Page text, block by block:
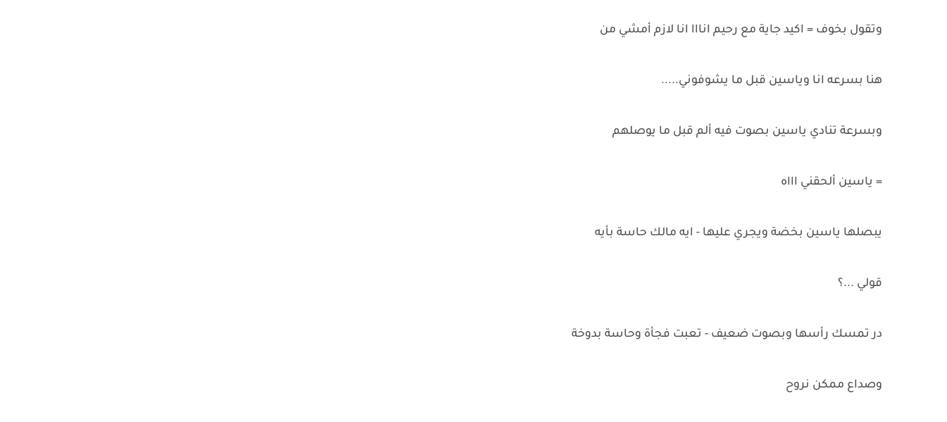
وتقول بخوف = اكيد جاية مع رحيم انااا انا لازم أمشي من
هنا بسرعه انا وياسين قبل ما يشوفوني.....
وبسرعة تنادي ياسين بصوت فيه ألم قبل ما يوصلهم
= ياسين ألحقني اااه
يبصلها ياسين بخضة ويجري عليها - ايه مالك حاسة بأيه
قولي ...؟
در تمسك رأسها وبصوت ضعيف - تعبت فجأة وحاسة بدوخة
وصداع ممكن نروح